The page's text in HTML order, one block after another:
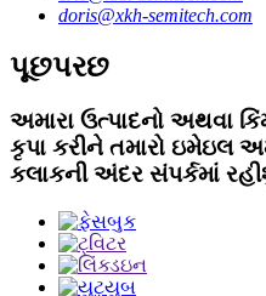
doris@xkh-semitech.com
પૂછપરછ
અમારા ઉત્પાદનો અથવા
કૃપા કરીને તમારો ઇમેઇલ
કલાકની અંદર સંપર્કમાં